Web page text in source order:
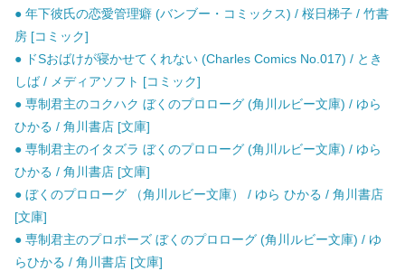
● 年下彼氏の恋愛管理癖 (バンブー・コミックス) / 桜日梯子 / 竹書
房 [コミック]
● ドSおばけが寝かせてくれない (Charles Comics No.017) / とき
しば / メディアソフト [コミック]
● 専制君主のコクハク ぼくのプロローグ (角川ルビー文庫) / ゆら
ひかる / 角川書店 [文庫]
● 専制君主のイタズラ ぼくのプロローグ (角川ルビー文庫) / ゆら
ひかる / 角川書店 [文庫]
● ぼくのプロローグ （角川ルビー文庫） / ゆら ひかる / 角川書店
[文庫]
● 専制君主のプロポーズ ぼくのプロローグ (角川ルビー文庫) / ゆ
らひかる / 角川書店 [文庫]